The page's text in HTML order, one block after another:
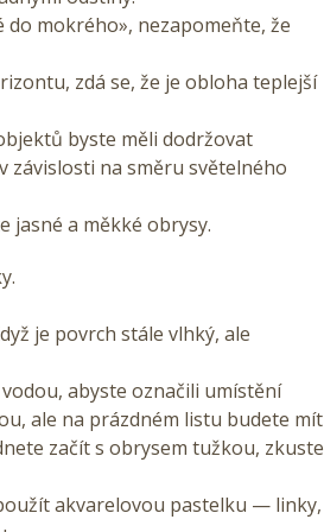
do mokrého», nezapomeňte, že
zdá se, že je obloha teplejší
byste měli dodržovat
závislosti na směru světelného
jasné a měkké obrysy.
je povrch stále vlhký, ale
abyste označili umístění
ale na prázdném listu budete mít
začít s obrysem tužkou, zkuste
akvarelovou pastelku — linky,